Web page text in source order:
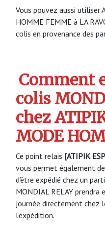
Vous pouvez aussi utiliser
HOMME FEMME à LA
colis en provenance des
Comment
colis
chez
MODE
Ce point relais [ATIPIK
vous permet également
d’être expédié chez un
MONDIAL RELAY
journée directement chez
l’expédition.